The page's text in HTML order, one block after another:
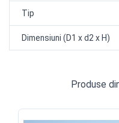
Tip
Dimensiuni (D1 x d2 x H)
Produse